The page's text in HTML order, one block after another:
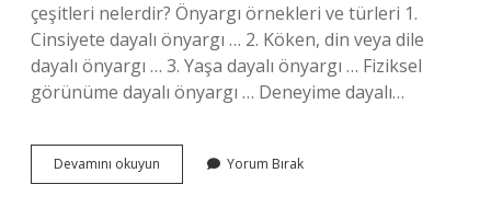
çeşitleri nelerdir? Önyargı örnekleri ve türleri 1.
Cinsiyete dayalı önyargı … 2. Köken, din veya dile
dayalı önyargı … 3. Yaşa dayalı önyargı … Fiziksel
görünüme dayalı önyargı … Deneyime dayalı…
Devamını okuyun Önyargıların
Ortak
Yorum Bırak